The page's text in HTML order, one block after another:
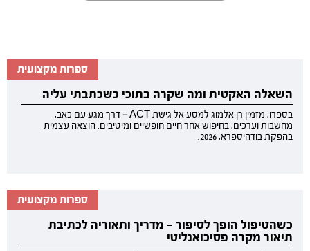
ספרות מקצועית
השאלה האקטית ומה שקרה בתוכי כשכתבתי עליה
בספרו, מזמין רן אלמוג למסע אל גישת ACT — דרך מגע עם כאב,
מחשבות וערכים, בחיפוש אחר חיים חופשיים ומיטיבים. הוצאה עצמית
בהפקת בודהיספרא, 2026.
ספרות מקצועית
כשהטיפול הופך לסיפור — מדריך ותאוריה לכתיבת
תיאור מקרה פסיכואנליטי